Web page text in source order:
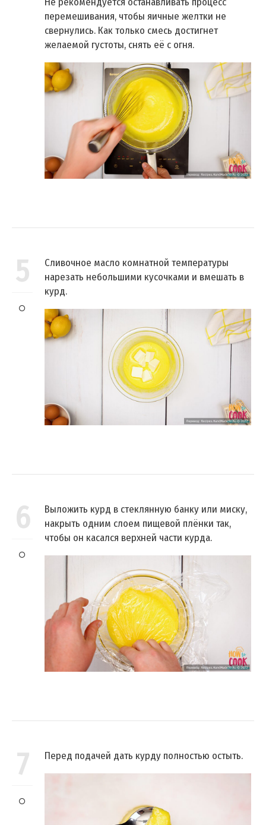
перемешивания, чтобы яичные желтки не
свернулись. Как только смесь достигнет
желаемой густоты, снять её с огня.
5
Сливочное масло комнатной температуры
нарезать небольшими кусочками и вмешать в
курд.
6
Выложить курд в стеклянную банку или миску,
накрыть одним слоем пищевой плёнки так,
чтобы он касался верхней части курда.
7 Перед подачей дать курду полностью остыть.